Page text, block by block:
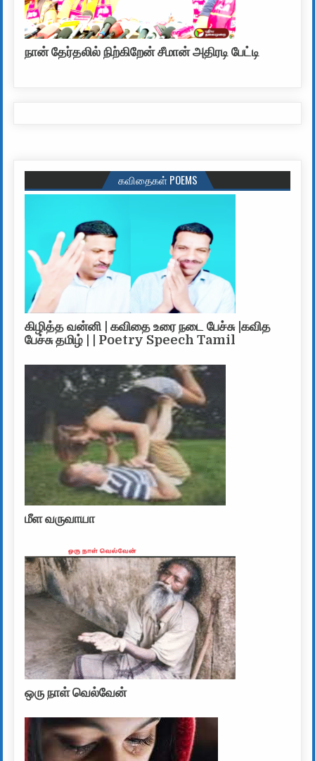
நான் தேர்தலில் நிற்கிறேன் சீமான் அதிரடி பேட்டி
கவிதைகள் POEMS
கிழித்த வன்னி | கவிதை உரை நடை பேச்சு |கவித
பேச்சு தமிழ் | | Poetry Speech Tamil
மீள வருவாயா
ஒரு நாள் வெல்வேன்